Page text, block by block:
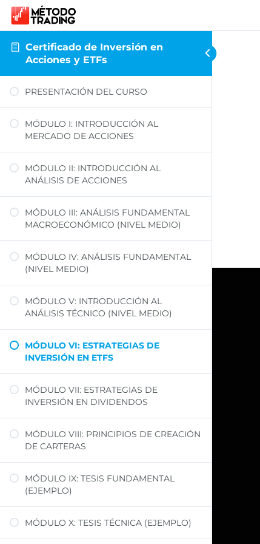
Certificado de Inversión en
Acciones y ETFs
PRESENTACIÓN DEL CURSO
MÓDULO I: INTRODUCCIÓN AL
MERCADO DE ACCIONES
MÓDULO II: INTRODUCCIÓN AL
ANÁLISIS DE ACCIONES
MÓDULO III: ANÁLISIS FUNDAMENTAL
MACROECONÓMICO (NIVEL MEDIO)
MÓDULO IV: ANÁLISIS FUNDAMENTAL
(NIVEL MEDIO)
MÓDULO V: INTRODUCCIÓN AL
ANÁLISIS TÉCNICO (NIVEL MEDIO)
MÓDULO VI: ESTRATEGIAS DE
INVERSIÓN EN ETFS
MÓDULO VII: ESTRATEGIAS DE
INVERSIÓN EN DIVIDENDOS
MÓDULO VIII: PRINCIPIOS DE CREACIÓN
DE CARTERAS
MÓDULO IX: TESIS FUNDAMENTAL
(EJEMPLO)
MÓDULO X: TESIS TÉCNICA (EJEMPLO)